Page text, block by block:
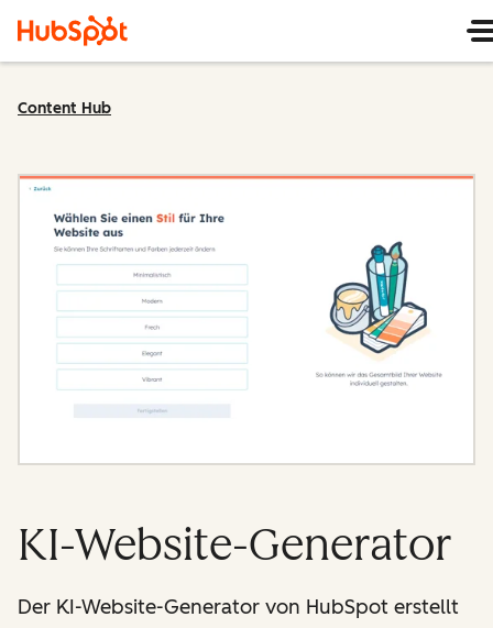
Content Hub
KI-Website-Generator
Der KI-Website-Generator von HubSpot erstellt